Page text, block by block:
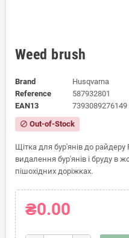
Weed brush
Brand
Husqvarna
Reference
587932801
EAN13
7393089276149
block Out-of-Stock
Щітка для бур'янів до
видалення бур'янів і бруду в
пішохідних доріжках.
₴0.00